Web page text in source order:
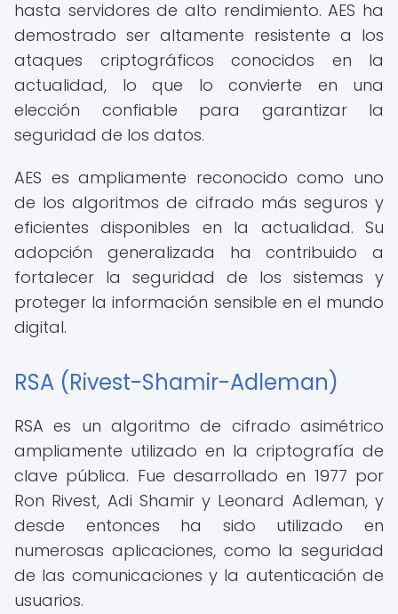
hasta servidores de alto rendimiento. AES ha
demostrado ser altamente resistente a los
ataques criptográficos conocidos en la
actualidad, lo que lo convierte en una
elección confiable para garantizar la
seguridad de los datos.
AES es ampliamente reconocido como uno
de los algoritmos de cifrado más seguros y
eficientes disponibles en la actualidad. Su
adopción generalizada ha contribuido a
fortalecer la seguridad de los sistemas y
proteger la información sensible en el mundo
digital.
RSA (Rivest-Shamir-Adleman)
RSA es un algoritmo de cifrado asimétrico
ampliamente utilizado en la criptografía de
clave pública. Fue desarrollado en 1977 por
Ron Rivest, Adi Shamir y Leonard Adleman, y
desde entonces ha sido utilizado en
numerosas aplicaciones, como la seguridad
de las comunicaciones y la autenticación de
usuarios.